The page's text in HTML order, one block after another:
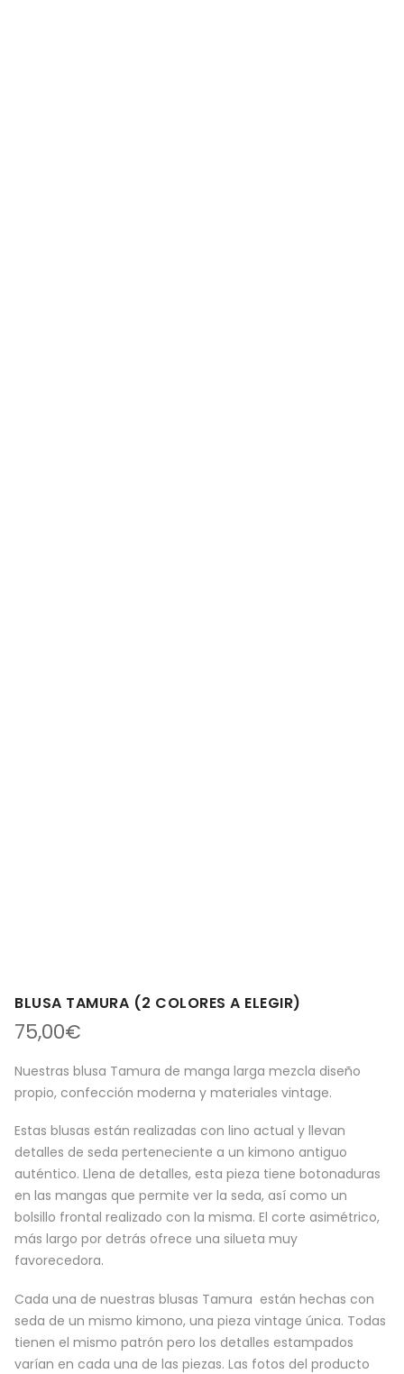
BLUSA TAMURA (2 COLORES A ELEGIR)
75,00€
Nuestras blusa Tamura de manga larga mezcla diseño
propio, confección moderna y materiales vintage.
Estas blusas están realizadas con lino actual y llevan
detalles de seda perteneciente a un kimono antiguo
auténtico. Llena de detalles, esta pieza tiene botonaduras
en las mangas que permite ver la seda, así como un
bolsillo frontal realizado con la misma. El corte asimétrico,
más largo por detrás ofrece una silueta muy
favorecedora.
Cada una de nuestras blusas Tamura están hechas con
seda de un mismo kimono, una pieza vintage única. Todas
tienen el mismo patrón pero los detalles estampados
varían en cada una de las piezas. Las fotos del producto